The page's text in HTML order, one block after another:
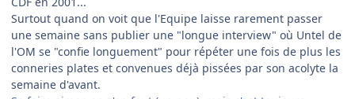
Surtout quand on voit que l'Equipe laisse rarement passer
une semaine sans publier une "longue interview" où Untel de
l'OM se "confie longuement" pour répéter une fois de plus les
conneries plates et convenues déjà pissées par son acolyte la
semaine d'avant.